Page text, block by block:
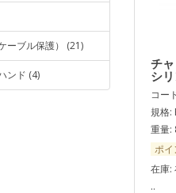
ーブル保護） (21)
ンド (4)
チ
シ
コー
規格:
重量:
ポイ
在庫:
..